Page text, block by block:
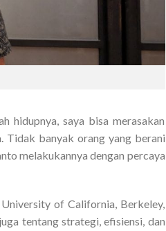
hidupnya, saya bisa merasakan
Tidak banyak orang yang berani
melakukannya dengan percaya
of California, Berkeley,
tentang strategi, efisiensi, dan